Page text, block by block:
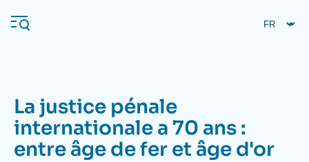
au
contenu
Navigation
principale
L'Ifri
La justice pénale
internationale a 70 ans :
entre âge de fer et âge d'or